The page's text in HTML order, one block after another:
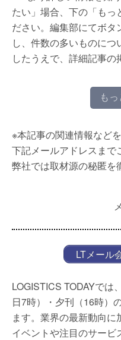
たい」場合、下の「もっ
ださい。編集部にてボタ
し、件数の多いものに
したうえで、詳細記事の
も
※本記事の関連情報など
下記メールアドレスまで
弊社では取材源の秘匿を
LTメール
LOGISTICS TODAYでは
日7時）・夕刊（16時）
ます。業界の最新動向
イベントや注目のサービ